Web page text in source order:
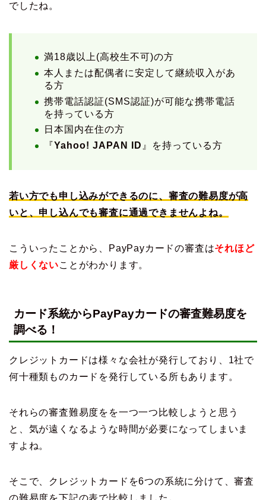
でしたね。
満18歳以上(高校生不可)の方
本人または配偶者に安定して継続収入があ
る方
携帯電話認証(SMS認証)が可能な携帯電話
を持っている方
日本国内在住の方
『Yahoo! JAPAN ID 』を持っている方
若い方でも申し込みができるのに、審査の難易度が高
いと、申し込んでも審査に通過できませんよね。
こういったことから、PayPayカードの審査はそれほど
厳しくないことがわかります。
カード系統からPayPayカードの審査難易度を
調べる！
クレジットカードは様々な会社が発行しており、1社で
何十種類ものカードを発行している所もあります。
それらの審査難易度をを一つ一つ比較しようと思う
と、気が遠くなるような時間が必要になってしまいま
すよね。
そこで、クレジットカードを6つの系統に分けて、審査